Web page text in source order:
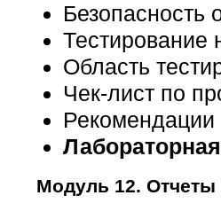
Безопасность
Тестирование
Область
Чек-лист по
Рекомендации
Модуль 12. Отчеты